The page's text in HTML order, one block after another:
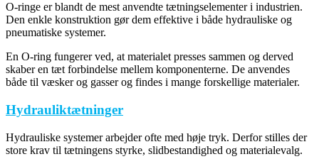
O-ringe er blandt de mest anvendte tætningselementer i industrien.
Den enkle konstruktion gør dem effektive i både hydrauliske og
pneumatiske systemer.
En O-ring fungerer ved, at materialet presses sammen og derved
skaber en tæt forbindelse mellem komponenterne. De anvendes
både til væsker og gasser og findes i mange forskellige materialer.
Hydrauliktætninger
Hydrauliske systemer arbejder ofte med høje tryk. Derfor stilles der
store krav til tætningens styrke, slidbestandighed og materialevalg.